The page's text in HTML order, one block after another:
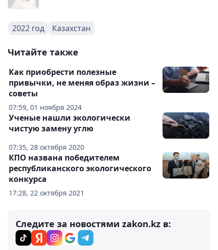
2022 год Казахстан
Читайте также
07:59, 01 ноября 2024
Как приобрести полезные
привычки, не меняя образ жизни –
советы
07:35, 28 октября 2020
Ученые нашли экологически
чистую замену углю
17:28, 22 октября 2021
КПО названа победителем
республиканского экологического
конкурса
Следите за новостями zakon.kz в: